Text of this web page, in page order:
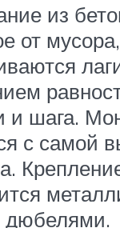
из
от
и шага.
с самой
дюбелями.